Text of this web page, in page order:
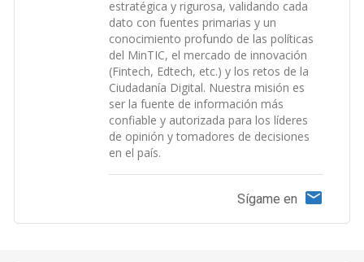
estratégica y rigurosa, validando cada
dato con fuentes primarias y un
conocimiento profundo de las políticas
del MinTIC, el mercado de innovación
(Fintech, Edtech, etc.) y los retos de la
Ciudadanía Digital. Nuestra misión es
ser la fuente de información más
confiable y autorizada para los líderes
de opinión y tomadores de decisiones
en el país.
Sígame en